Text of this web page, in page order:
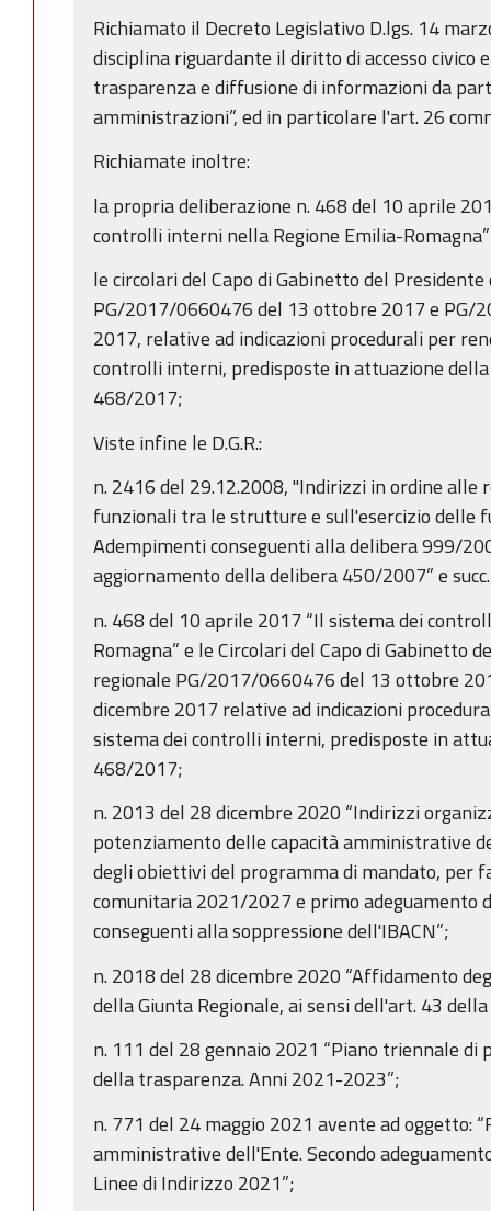
Richiamato il Decreto Legislativo D.lgs. 14
disciplina riguardante il diritto di accesso civico
trasparenza e diffusione di informazioni da
amministrazioni”, ed in particolare l'art. 26
Richiamate inoltre:
la propria deliberazione n. 468 del 10 aprile
controlli interni nella Regione Emilia-
le circolari del Capo di Gabinetto del
PG/2017/0660476 del 13 ottobre 2017 e PG/
2017, relative ad indicazioni procedurali per
controlli interni, predisposte in attuazione
468/2017;
Viste infine le D.G.R.:
n. 2416 del 29.12.2008, "Indirizzi in ordine alle
funzionali tra le strutture e sull'esercizio delle
Adempimenti conseguenti alla delibera 999/
aggiornamento della delibera 450/2007” e
n. 468 del 10 aprile 2017 “Il sistema dei
Romagna” e le Circolari del Capo di Gabinetto
regionale PG/2017/0660476 del 13 ottobre
dicembre 2017 relative ad indicazioni
sistema dei controlli interni, predisposte in
468/2017;
n. 2013 del 28 dicembre 2020 “Indirizzi
potenziamento delle capacità amministrative
degli obiettivi del programma di mandato, per
comunitaria 2021/2027 e primo adeguamento
conseguenti alla soppressione dell'IBACN”;
n. 2018 del 28 dicembre 2020 “Affidamento
della Giunta Regionale, ai sensi dell'art. 43
n. 111 del 28 gennaio 2021 “Piano triennale di
della trasparenza. Anni 2021-2023”;
n. 771 del 24 maggio 2021 avente ad oggetto:
amministrative dell'Ente. Secondo
Linee di Indirizzo 2021”;